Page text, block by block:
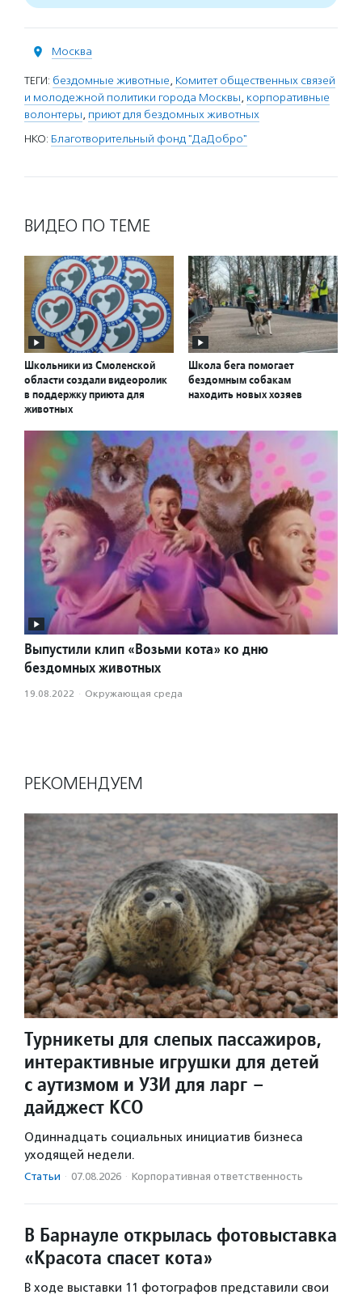
Москва
ТЕГИ: бездомные животные, Комитет общественных связей
и молодежной политики города Москвы, корпоративные
волонтеры, приют для бездомных животных
НКО: Благотворительный фонд "ДаДобро"
ВИДЕО ПО ТЕМЕ
Школьники из Смоленской
области создали видеоролик
в поддержку приюта для
животных
Школа бега помогает
бездомным собакам
находить новых хозяев
Выпустили клип «Возьми кота» ко дню
бездомных животных
19.08.2022 · Окружающая среда
РЕКОМЕНДУЕМ
Турникеты для слепых пассажиров,
интерактивные игрушки для детей
с аутизмом и УЗИ для ларг –
дайджест КСО
Одиннадцать социальных инициатив бизнеса
уходящей недели.
Статьи · 07.08.2026 · Корпоративная ответственность
В Барнауле открылась фотовыставка
«Красота спасет кота»
В ходе выставки 11 фотографов представили свои